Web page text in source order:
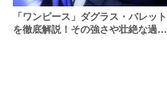
「ワンピース」ダグラス・バレット
を徹底解説！その強さや壮絶な過去